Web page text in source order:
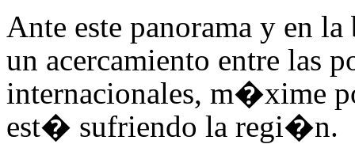
Ante este panorama y en
un acercamiento entre las
internacionales, m�xime
est� sufriendo la regi�n.